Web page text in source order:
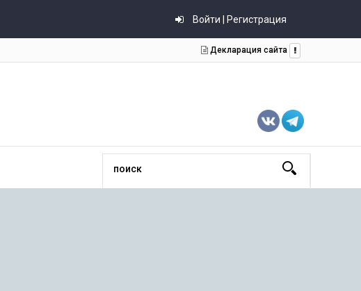
Войти | Регистрация
Декларация сайта